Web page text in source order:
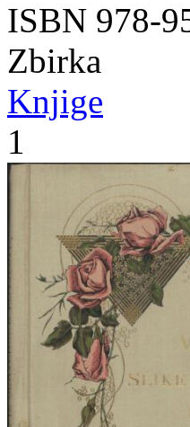
ISBN 978-
Zbirka
Knjige
1